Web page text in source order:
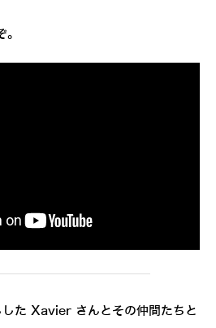
た Xavier さんとその仲間たちと